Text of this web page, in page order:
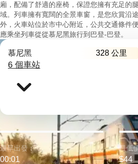
廂，配備了舒適的座椅，保證您擁有充足的
域。列車擁有寬闊的全景車窗，是您欣賞沿
外，火車站位於市中心附近，公共交通條件
應乘坐列車從從慕尼黑旅行到巴登-巴登。
慕尼黑 328 公里
6 個車站
最早出發：
00:01
最低
$44